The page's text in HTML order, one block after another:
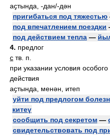
аҫтында, -дан/-дән
пригибаться под тяжестью
под впечатлением поездки
под действием тепла —
4. предлог
с тв. п.
при указании условия
действия
аҫтында, менән, итеп
уйти под предлогом
китеү
сообщить под секретом —
свидетельствовать под